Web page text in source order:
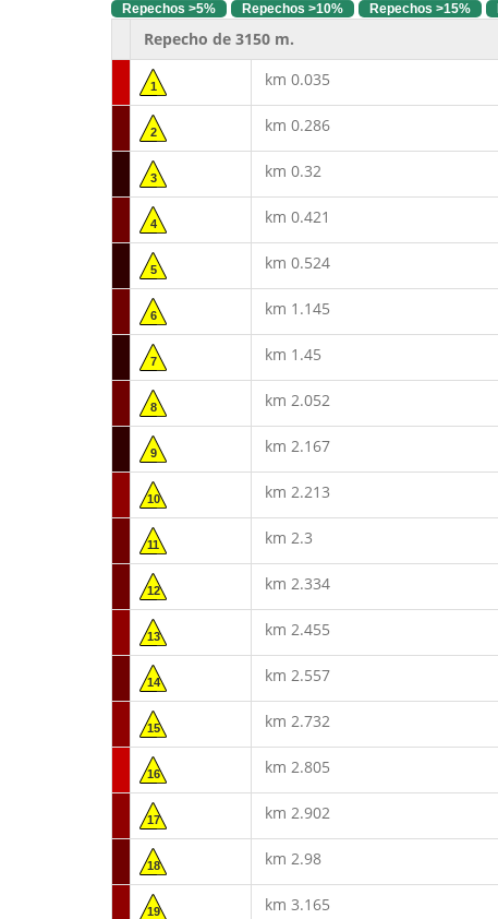
Repechos >5% Repechos >10% Repechos >15%
Repecho de 3150 m.
1 km 0.035
2 km 0.286
3 km 0.32
4 km 0.421
5 km 0.524
6 km 1.145
7 km 1.45
8 km 2.052
9 km 2.167
10 km 2.213
11 km 2.3
12 km 2.334
13 km 2.455
14 km 2.557
15 km 2.732
16 km 2.805
17 km 2.902
18 km 2.98
19 km 3.165